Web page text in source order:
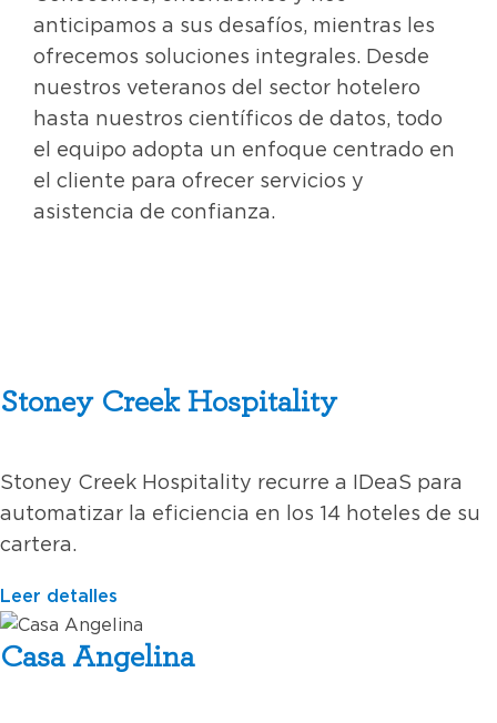
anticipamos a sus desafíos, mientras les
ofrecemos soluciones integrales. Desde
nuestros veteranos del sector hotelero
hasta nuestros científicos de datos, todo
el equipo adopta un enfoque centrado en
el cliente para ofrecer servicios y
asistencia de confianza.
Stoney Creek Hospitality
Stoney Creek Hospitality recurre a IDeaS para
automatizar la eficiencia en los 14 hoteles de su
cartera.
Leer detalles
Casa Angelina